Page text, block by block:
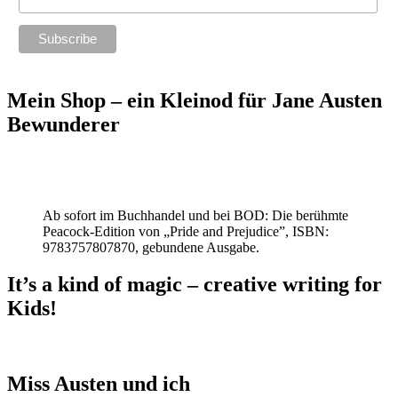
Mein Shop – ein Kleinod für Jane Austen
Bewunderer
Ab sofort im Buchhandel und bei BOD: Die berühmte
Peacock-Edition von „Pride and Prejudice”, ISBN:
9783757807870, gebundene Ausgabe.
It’s a kind of magic – creative writing for
Kids!
Miss Austen und ich